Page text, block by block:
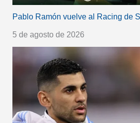
Pablo Ramón vuelve al Racing de
5 de agosto de 2026